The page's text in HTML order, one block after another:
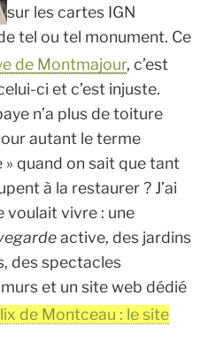
sur les cartes IGN
tel ou tel monument. Ce
de Montmajour, c’est
ci et c’est injuste.
n’a plus de toiture
autant le terme
quand on sait que tant
à la restaurer ? J’ai
voulait vivre : une
active, des jardins
des spectacles
et un site web dédié
de Montceau : le site